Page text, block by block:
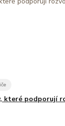
které podporují